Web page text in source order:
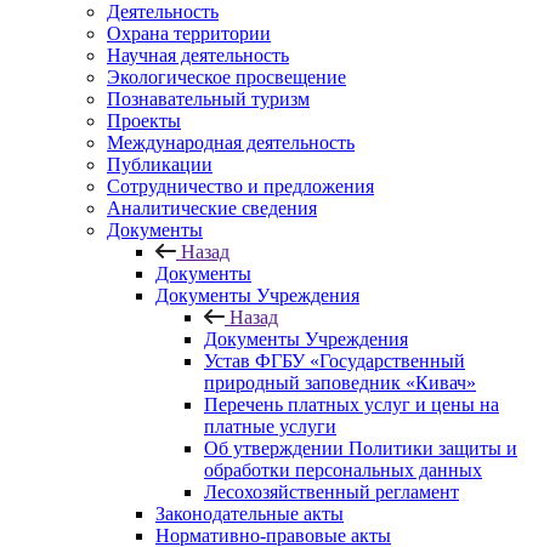
Деятельность
Охрана территории
Научная деятельность
Экологическое просвещение
Познавательный туризм
Проекты
Международная деятельность
Публикации
Сотрудничество и предложения
Аналитические сведения
Документы
Назад
Документы
Документы Учреждения
Назад
Документы Учреждения
Устав ФГБУ «Государственный
природный заповедник «Кивач»
Перечень платных услуг и цены на
платные услуги
Об утверждении Политики защиты и
обработки персональных данных
Лесохозяйственный регламент
Законодательные акты
Нормативно-правовые акты